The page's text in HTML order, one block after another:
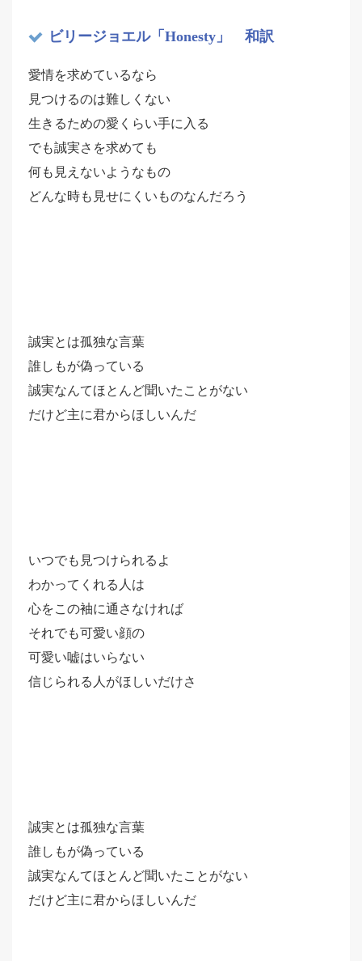
ビリージョエル「Honesty」 和訳
愛情を求めているなら
見つけるのは難しくない
生きるための愛くらい手に入る
でも誠実さを求めても
何も見えないようなもの
どんな時も見せにくいものなんだろう
誠実とは孤独な言葉
誰しもが偽っている
誠実なんてほとんど聞いたことがない
だけど主に君からほしいんだ
いつでも見つけられるよ
わかってくれる人は
心をこの袖に通さなければ
それでも可愛い顔の
可愛い嘘はいらない
信じられる人がほしいだけさ
誠実とは孤独な言葉
誰しもが偽っている
誠実なんてほとんど聞いたことがない
だけど主に君からほしいんだ